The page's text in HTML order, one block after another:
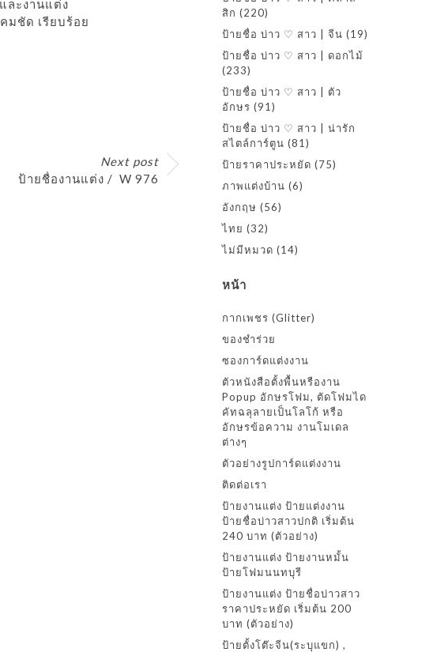
ละงานแต่ง
มชัด เรียบร้อย
Next post
ป้ายชื่องานแต่ง / W 976
สิก (220)
ป้ายชื่อ บ่าว ♡ สาว | จีน (19)
ป้ายชื่อ บ่าว ♡ สาว | ดอกไม้
(233)
ป้ายชื่อ บ่าว ♡ สาว | ตัว
อักษร (91)
ป้ายชื่อ บ่าว ♡ สาว | น่ารัก
สไตล์การ์ตูน (81)
ป้ายราคาประหยัด (75)
ภาพแต่งบ้าน (6)
อังกฤษ (56)
ไทย (32)
ไม่มีหมวด (14)
หน้า
กากเพชร (Glitter)
ของชำร่วย
ซองการ์ดแต่งงาน
ตัวหนังสือตั้งพื้นหรืองาน
Popup อักษรโฟม, ตัดโฟมได
คัทฉลุลายเป็นโลโก้ หรือ
อักษรข้อความ งานโมเดล
ต่างๆ
ตัวอย่างรูปการ์ดแต่งงาน
ติดต่อเรา
ป้ายงานแต่ง ป้ายแต่งงาน
ป้ายชื่อบ่าวสาวปกติ เริ่มต้น
240 บาท (ตัวอย่าง)
ป้ายงานแต่ง ป้ายงานหมั้น
ป้ายโฟมนนทบุรี
ป้ายงานแต่ง ป้ายชื่อบ่าวสาว
ราคาประหยัด เริ่มต้น 200
บาท (ตัวอย่าง)
ป้ายตั้งโต๊ะจีน(ระบุแขก) ,